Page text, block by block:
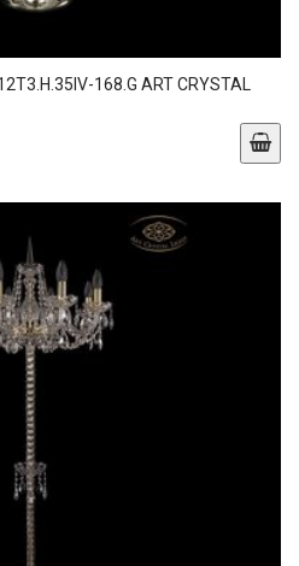
168.G ART CRYSTAL